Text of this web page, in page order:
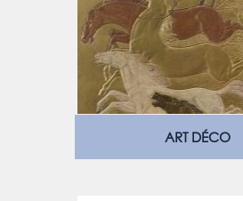
ART DÉCO